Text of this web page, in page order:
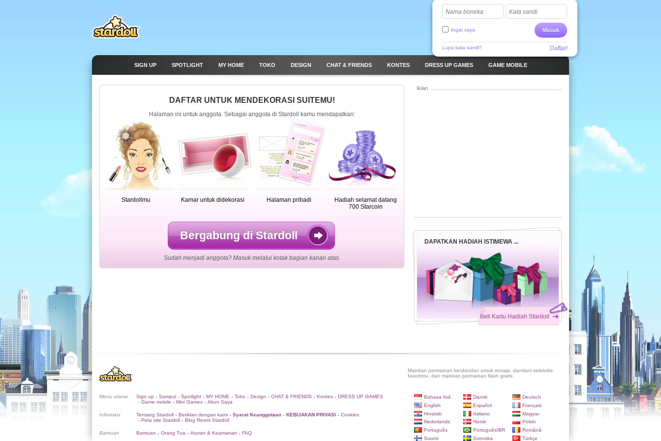
Nama boneka Kata sandi
Masuk
Ingat saya
Lupa kata sandi? Daftar!
SIGN UP SPOTLIGHT MY HOME TOKO DESIGN CHAT & FRIENDS KONTES DRESS UP GAMES GAME MOBILE
DAFTAR UNTUK MENDEKORASI SUITEMU!
Halaman ini untuk anggota. Sebagai anggota di Stardoll kamu mendapatkan:
Stardollmu Kamar untuk didekorasi Halaman pribadi
Hadiah selamat datang
700 Starcoin
Bergabung di Stardoll
Sudah menjadi anggota? Masuk melalui kotak bagian kanan atas.
Iklan
DAPATKAN HADIAH ISTIMEWA ...
Beli Kartu Hadiah Stardoll
Mainkan permainan berdandan untuk remaja, dandani selebritis
favoritmu, dan mainkan permainan flash gratis.
Menu utama Sign up • Sampul • Spotlight • MY HOME • Toko • Design • CHAT & FRIENDS • Kontes • DRESS UP GAMES
• Game mobile • Mini Games • Akun Saya
Informasi Tentang Stardoll • Beriklan dengan kami • Syarat Keanggotaan • KEBIJAKAN PRIVASI • Cookies
• Peta site Stardoll • Blog Resmi Stardoll
Bantuan Bantuan • Orang Tua • Aturan & Keamanan • FAQ
Bahasa Ind. Dansk
Deutsch
English
Español
Français
Hrvatski
Italiano
Magyar
Nederlands
Norsk
Polski
Português
Português/BR
Română
Suomi
Svenska Türkçe